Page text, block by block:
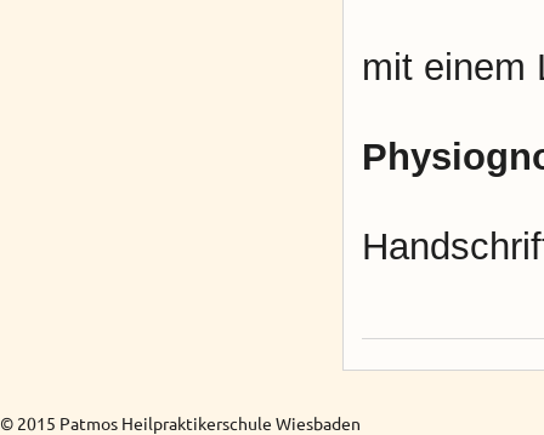
mit einem
© 2015 Patmos Heilpraktikerschule Wiesbaden